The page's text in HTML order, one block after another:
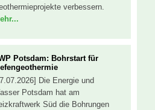
verbessern.
Potsdam: Bohrstart für
Die Energie und
Potsdam hat am
Süd die Bohrungen